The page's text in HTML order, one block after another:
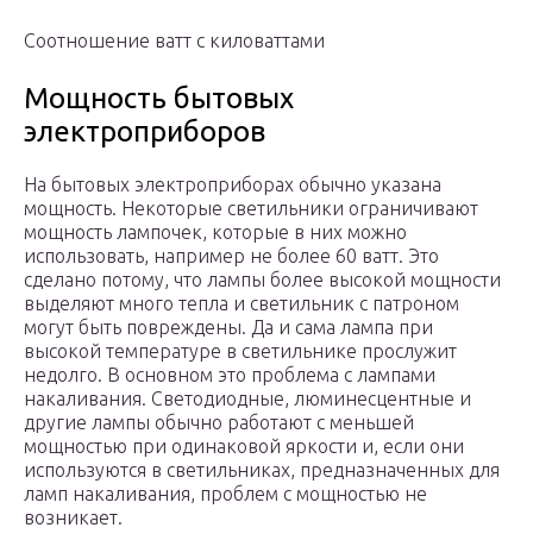
Соотношение ватт с киловаттами
Мощность бытовых
электроприборов
На бытовых электроприборах обычно указана
мощность. Некоторые светильники ограничивают
мощность лампочек, которые в них можно
использовать, например не более 60 ватт. Это
сделано потому, что лампы более высокой мощности
выделяют много тепла и светильник с патроном
могут быть повреждены. Да и сама лампа при
высокой температуре в светильнике прослужит
недолго. В основном это проблема с лампами
накаливания. Светодиодные, люминесцентные и
другие лампы обычно работают с меньшей
мощностью при одинаковой яркости и, если они
используются в светильниках, предназначенных для
ламп накаливания, проблем с мощностью не
возникает.